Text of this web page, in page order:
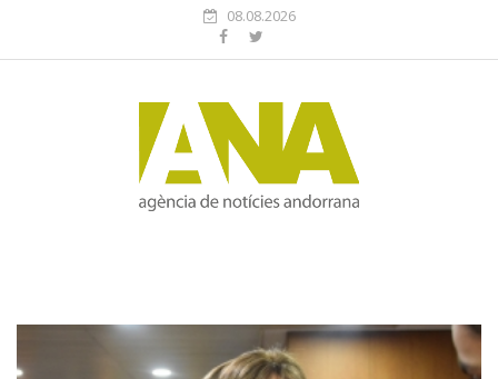
08.08.2026